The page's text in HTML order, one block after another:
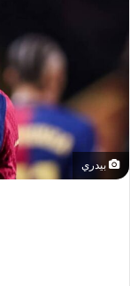
بيدري